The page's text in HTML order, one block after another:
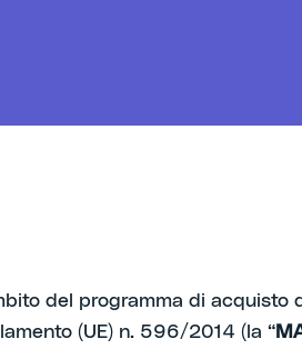
del programma di acquisto
(UE) n. 596/2014 (la “